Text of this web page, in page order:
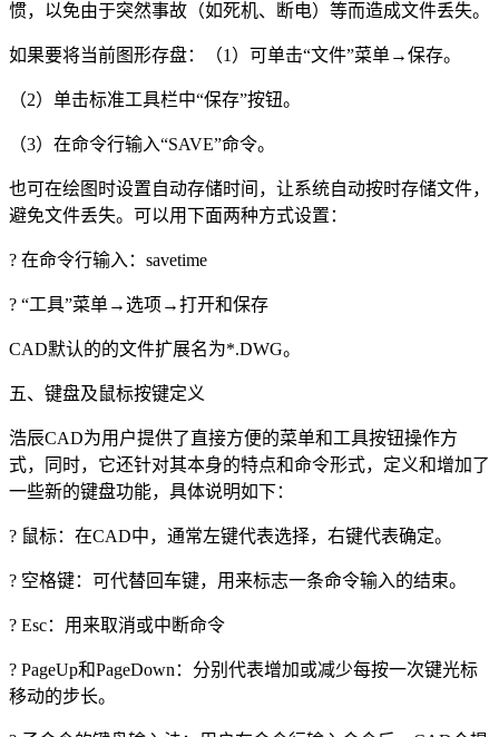
惯，以免由于突然事故（如死机、断电）等而造成文件丢失。
如果要将当前图形存盘：（1）可单击“文件”菜单→保存。
（2）单击标准工具栏中“保存”按钮。
（3）在命令行输入“SAVE”命令。
也可在绘图时设置自动存储时间，让系统自动按时存储文件，
避免文件丢失。可以用下面两种方式设置：
? 在命令行输入： savetime
? “工具”菜单→选项→打开和保存
CAD默认的的文件扩展名为*.DWG。
五、键盘及鼠标按键定义
浩辰CAD为用户提供了直接方便的菜单和工具按钮操作方
式，同时，它还针对其本身的特点和命令形式，定义和增加了
一些新的键盘功能，具体说明如下：
? 鼠标：在CAD中，通常左键代表选择，右键代表确定。
? 空格键：可代替回车键，用来标志一条命令输入的结束。
? Esc：用来取消或中断命令
? PageUp和PageDown：分别代表增加或减少每按一次键光标
移动的步长。